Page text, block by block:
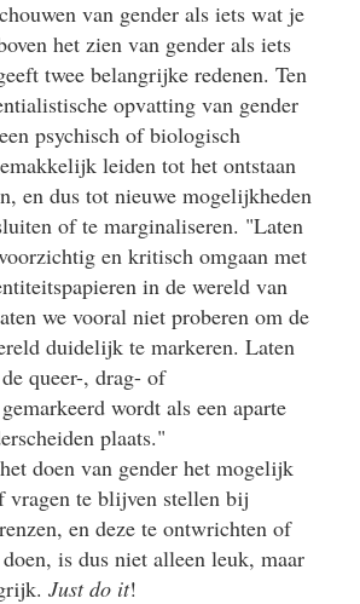
van gender als iets wat je
het zien van gender als iets
twee belangrijke redenen. Ten
opvatting van gender
psychisch of biologisch
leiden tot het ontstaan
en dus tot nieuwe mogelijkheden
of te marginaliseren. "Laten
en kritisch omgaan met
in de wereld van
we vooral niet proberen om de
duidelijk te markeren. Laten
queer-, drag- of
wordt als een aparte
plaats."
doen van gender het mogelijk
vragen te blijven stellen bij
en deze te ontwrichten of
is dus niet alleen leuk, maar
Just do it!